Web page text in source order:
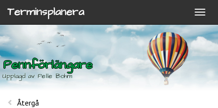
Terminsplanera
Pennförlängare
Upplagd av Pelle Bohm
Återgå